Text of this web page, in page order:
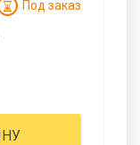
Под заказ